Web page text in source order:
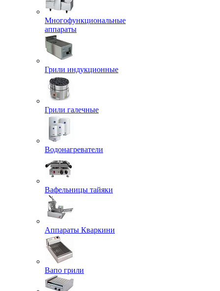
Многофункциональные
аппараты
Грили индукционные
Грили галечные
Водонагреватели
Вафельницы тайяки
Аппараты Кваркини
Вапо грили